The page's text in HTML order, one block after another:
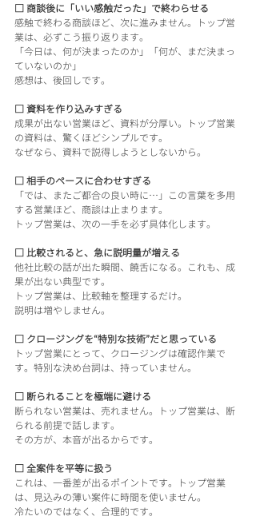
□ 商談後に「いい感触だった」で終わらせる
感触で終わる商談ほど、次に進みません。トップ営
業は、必ずこう振り返ります。
「今日は、何が決まったのか」「何が、まだ決まっ
ていないのか」
感想は、後回しです。
□ 資料を作り込みすぎる
成果が出ない営業ほど、資料が分厚い。トップ営業
の資料は、驚くほどシンプルです。
なぜなら、資料で説得しようとしないから。
□ 相手のペースに合わせすぎる
「では、またご都合の良い時に…」この言葉を多用
する営業ほど、商談は止まります。
トップ営業は、次の一手を必ず具体化します。
□ 比較されると、急に説明量が増える
他社比較の話が出た瞬間、饒舌になる。これも、成
果が出ない典型です。
トップ営業は、比較軸を整理するだけ。
説明は増やしません。
□ クロージングを“特別な技術”だと思っている
トップ営業にとって、クロージングは確認作業で
す。特別な決め台詞は、持っていません。
□ 断られることを極端に避ける
断られない営業は、売れません。トップ営業は、断
られる前提で話します。
その方が、本音が出るからです。
□ 全案件を平等に扱う
これは、一番差が出るポイントです。トップ営業
は、見込みの薄い案件に時間を使いません。
冷たいのではなく、合理的です。